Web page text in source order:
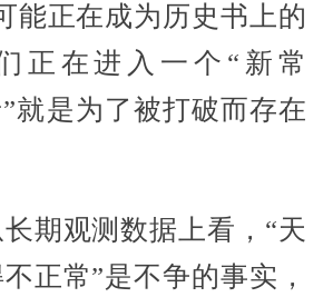
能正在成为历史书上的
正在进入一个“新常
就是为了被打破而存在
观测数据上看，“天
正常”是不争的事实，